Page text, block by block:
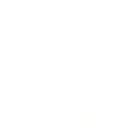
bersikap asertif. Kalau merasa ada
bisa menolak. Kalau ada sesuatu
juga harus tahu harus mengadu ke
Lebih lanjut, Hetifah menyebut
pesantren sebaiknya memiliki
(BK) atau petugas khusus yang
menerima laporan. Namun, ia
kerap terhambat karena pelaku